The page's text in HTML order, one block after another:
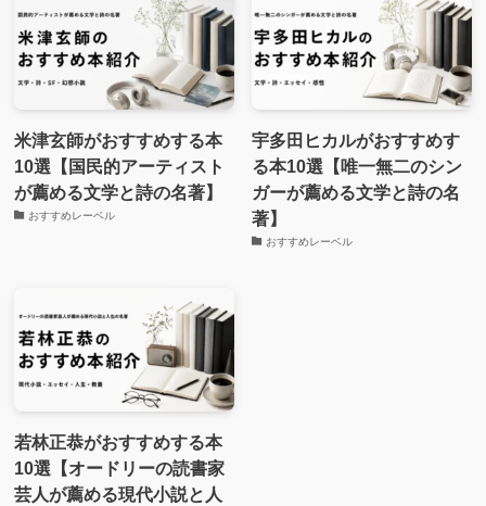
米津玄師がおすすめする本
10選【国民的アーティスト
が薦める文学と詩の名著】
おすすめレーベル
宇多田ヒカルがおすすめす
る本10選【唯一無二のシン
ガーが薦める文学と詩の名
著】
おすすめレーベル
若林正恭がおすすめする本
10選【オードリーの読書家
芸人が薦める現代小説と人